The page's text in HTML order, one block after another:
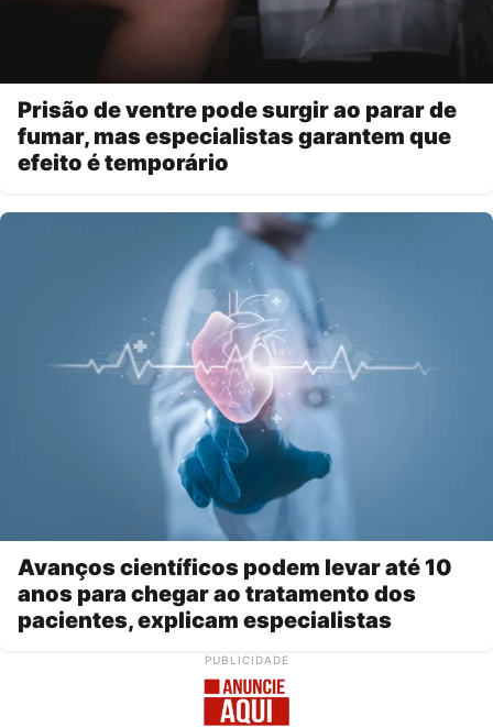
Prisão de ventre pode surgir ao parar de
fumar, mas especialistas garantem que
efeito é temporário
Avanços científicos podem levar até 10
anos para chegar ao tratamento dos
pacientes, explicam especialistas
PUBLICIDADE